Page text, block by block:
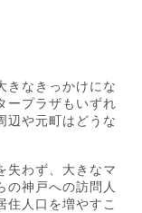
きなきっかけにな
ープラザもいずれ
辺や元町はどうな
失わず、大きなマ
の神戸への訪問人
住人口を増やすこ